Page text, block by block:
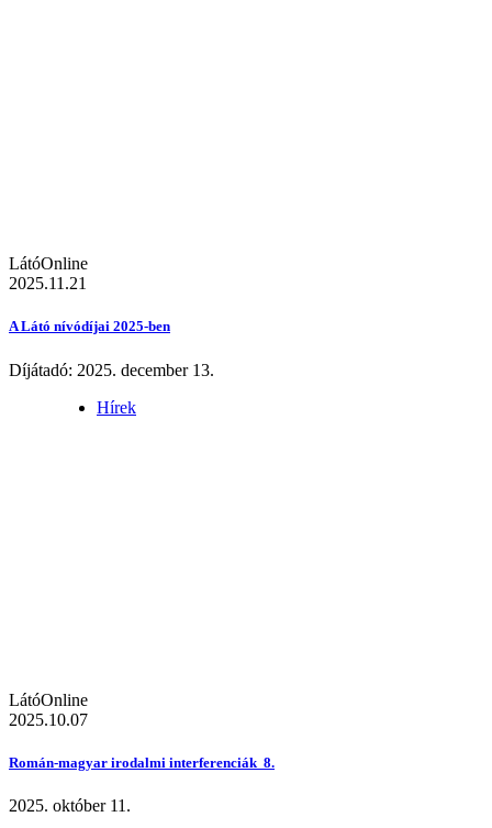
LátóOnline
2025.11.21
A Látó nívódíjai 2025-ben
Díjátadó: 2025. december 13.
Hírek
LátóOnline
2025.10.07
Román-magyar irodalmi interferenciák 8.
2025. október 11.